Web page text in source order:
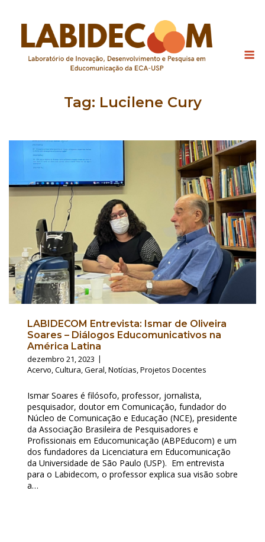
Tag: Lucilene Cury
LABIDECOM Entrevista: Ismar de Oliveira
Soares – Diálogos Educomunicativos na
América Latina
dezembro 21, 2023
Acervo,Cultura,Geral,Notícias,Projetos Docentes
Ismar Soares é filósofo, professor, jornalista,
pesquisador, doutor em Comunicação, fundador do
Núcleo de Comunicação e Educação (NCE), presidente
da Associação Brasileira de Pesquisadores e
Profissionais em Educomunicação (ABPEducom) e um
dos fundadores da Licenciatura em Educomunicação
da Universidade de São Paulo (USP). Em entrevista
para o Labidecom, o professor explica sua visão sobre
a…